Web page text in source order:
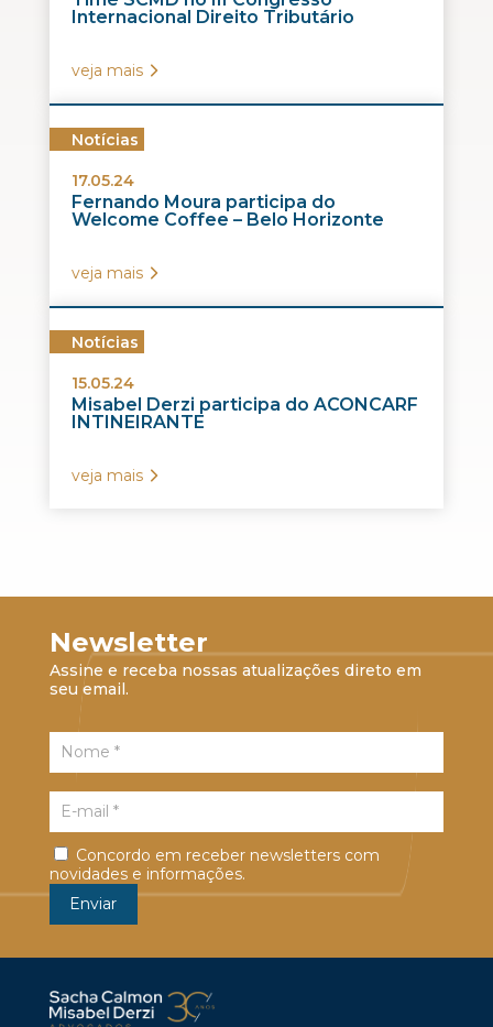
Internacional Direito Tributário
veja mais
Notícias
17.05.24
Fernando Moura participa do
Welcome Coffee – Belo Horizonte
veja mais
Notícias
15.05.24
Misabel Derzi participa do ACONCARF
INTINEIRANTE
veja mais
Newsletter
Assine e receba nossas atualizações direto em
seu email.
Concordo em receber newsletters com
novidades e informações.